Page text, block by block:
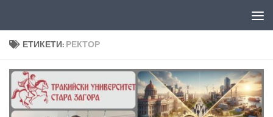
ЕТИКЕТИ: РЕКТОР